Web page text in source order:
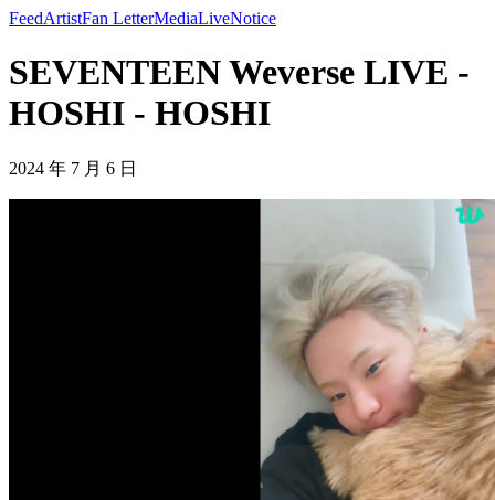
FeedArtistFan LetterMediaLiveNotice
SEVENTEEN Weverse LIVE -
HOSHI - HOSHI
2024 年 7 月 6 日